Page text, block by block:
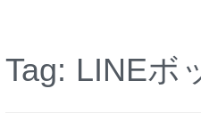
Tag: LINEボ